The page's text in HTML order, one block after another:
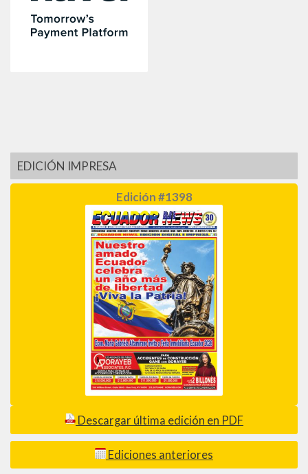
EDICIÓN IMPRESA
Edición #1398
Descargar última edición en PDF
Ediciones anteriores